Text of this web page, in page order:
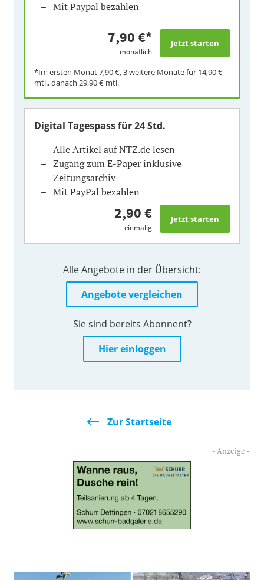
Mit Paypal bezahlen
7,90 €*
monatlich
*Im ersten Monat7,90 €, 3 weitere Monate für 14,90 €
mtl., danach 29,90 € mtl.
Digital Tagespassfür 24 Std.
Alle Artikel auf NTZ.de lesen
Zugang zum E-Paper inklusive
Zeitungsarchiv
Mit PayPal bezahlen
2,90 €
einmalig
Alle Angebote in der Übersicht:
Angebote vergleichen
Sie sind bereits Abonnent?
Hier einloggen
Zur Startseite